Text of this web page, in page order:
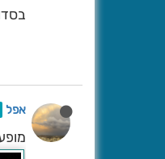
בסדום ירד
אפל
מופע